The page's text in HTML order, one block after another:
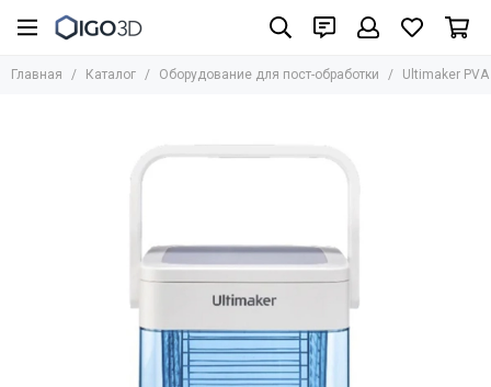
Главная Каталог Оборудование для пост-обработки Ultimaker